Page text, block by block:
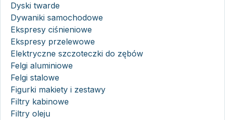
Dyski twarde
Dywaniki samochodowe
Ekspresy ciśnieniowe
Ekspresy przelewowe
Elektryczne szczoteczki do zębów
Felgi aluminiowe
Felgi stalowe
Figurki makiety i zestawy
Filtry kabinowe
Filtry oleju